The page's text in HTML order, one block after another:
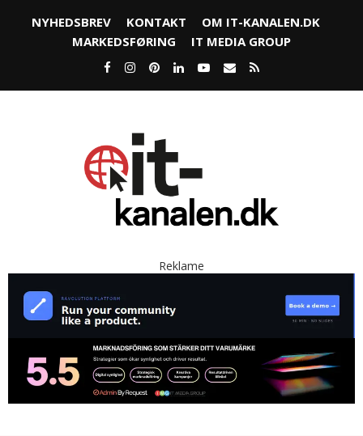
NYHEDSBREV KONTAKT
OM IT-KANALEN.DK
MARKEDSFØRING
IT MEDIA GROUP
Reklame